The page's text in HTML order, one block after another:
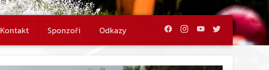
Kontakt Sponzoři Odkazy